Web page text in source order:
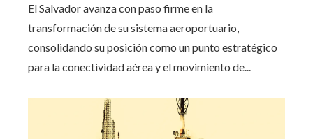
El Salvador avanza con paso firme en la
transformación de su sistema aeroportuario,
consolidando su posición como un punto estratégico
para la conectividad aérea y el movimiento de...